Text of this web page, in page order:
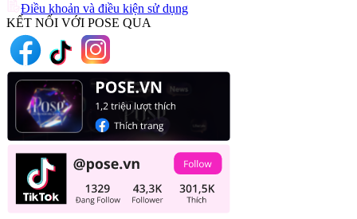
Điều khoản và điều kiện sử dụng
KẾT NỐI VỚI POSE QUA